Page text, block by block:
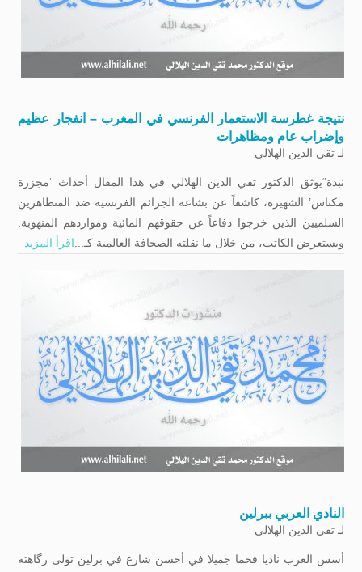
نتيجة غطرسة الاستعمار الفرنسي في المغرب – انفجار عظيم
وإضراب عام ومظاهرات
لـتقي الدين الهلالي
نبذة“يوثق الدكتور تقي الدين الهلالي في هذا المقال أحداث ‘مجزرة
مكناس’ الشهيرة، كاشفاً عن بشاعة الجرائم الفرنسية ضد المتظاهرين
السلميين الذين خرجوا دفاعاً عن حقوقهم المائية ومواردهم المنهوبة.
ويستعرض الكاتب، من خلال ما نقلته الصحافة العالمية كـ...اقرأ المزيد
النادي العربي ببرلين
لـتقي الدين الهلالي
أسس العرب ناديا فخما جميلا في أحسن شارع في برلين تولى رگاهته